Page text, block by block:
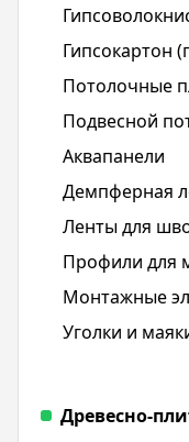
Гипсокартон
Потолочные
Подвесной
Аквапанели
Демпферная
Ленты для
Профили для
Монтажные
Уголки и
Древесно-